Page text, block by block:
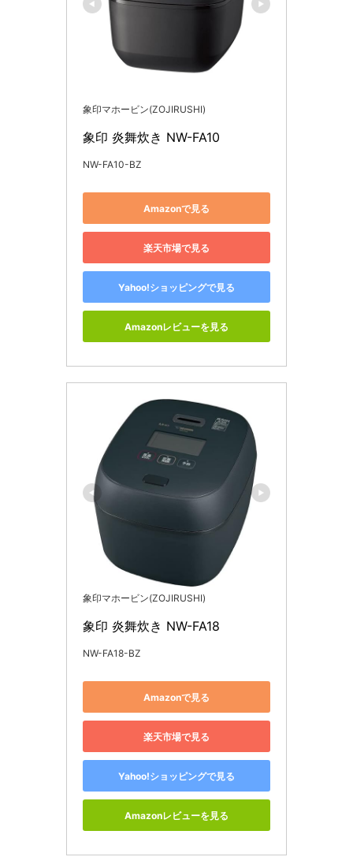
象印マホービン(ZOJIRUSHI)
象印 炎舞炊き NW-FA10
NW-FA10-BZ
Amazonで見る
楽天市場で見る
Yahoo!ショッピングで見る
Amazonレビューを見る
象印マホービン(ZOJIRUSHI)
象印 炎舞炊き NW-FA18
NW-FA18-BZ
Amazonで見る
楽天市場で見る
Yahoo!ショッピングで見る
Amazonレビューを見る